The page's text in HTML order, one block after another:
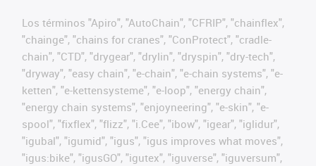
Los términos "Apiro", "AutoChain", "CFRIP", "chainflex",
"chainge", "chains for cranes", "ConProtect", "cradle-
chain", "CTD", "drygear", "drylin", "dryspin", "dry-tech",
"dryway", "easy chain", "e-chain", "e-chain systems", "e-
ketten", "e-kettensysteme", "e-loop", "energy chain",
"energy chain systems", "enjoyneering", "e-skin", "e-
spool", "fixflex", "flizz", "i.Cee", "ibow", "igear", "iglidur",
"igubal", "igumid", "igus", "igus improves what moves",
"igus:bike", "igusGO", "igutex", "iguverse", "iguversum",